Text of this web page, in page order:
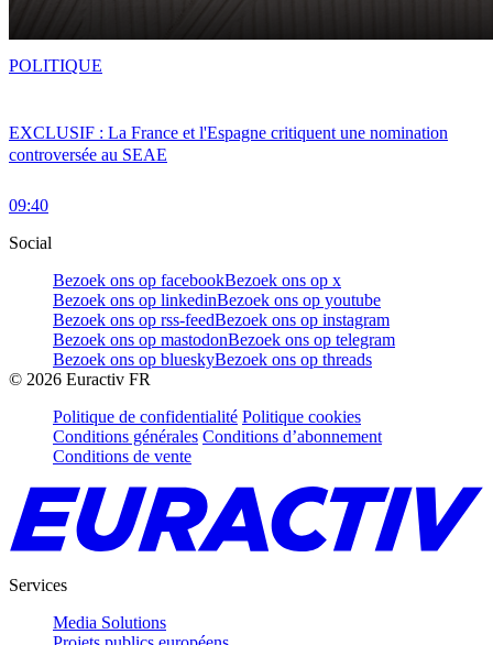
EXCLUSIF : La France et l'Espagne critiquent une nomination
controversée au SEAE
09:40
POLITIQUE
Social
Bezoek ons op facebookBezoek ons op x
Bezoek ons op linkedinBezoek ons op youtube
Bezoek ons op rss-feedBezoek ons op instagram
Bezoek ons op mastodonBezoek ons op telegram
Bezoek ons op blueskyBezoek ons op threads
© 2026 Euractiv FR
Politique de confidentialité Politique cookies
Conditions générales Conditions d’abonnement
Conditions de vente
Services
Media Solutions